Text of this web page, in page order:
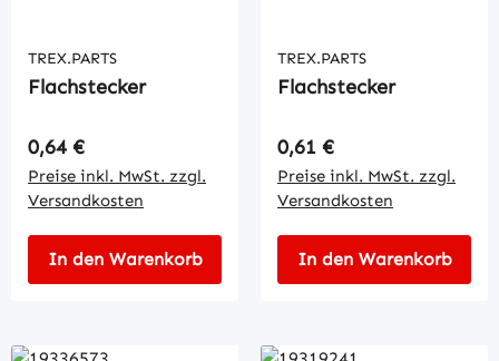
TREX.PARTS
Flachstecker
Regulärer Preis:
0,64 €
Preise inkl. MwSt. zzgl.
Versandkosten
In den Warenkorb
TREX.PARTS
Flachstecker
Regulärer Preis:
0,61 €
Preise inkl. MwSt. zzgl.
Versandkosten
In den Warenkorb